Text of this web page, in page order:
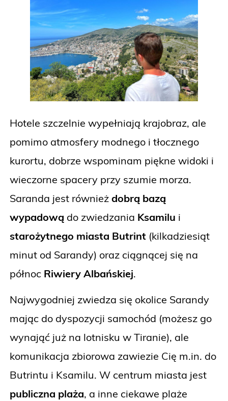
Hotele szczelnie wypełniają krajobraz, ale
pomimo atmosfery modnego i tłocznego
kurortu, dobrze wspominam piękne widoki i
wieczorne spacery przy szumie morza.
Saranda jest również dobrą bazą
wypadową do zwiedzania Ksamilu i
starożytnego miasta Butrint (kilkadziesiąt
minut od Sarandy) oraz ciągnącej się na
północ Riwiery Albańskiej.
Najwygodniej zwiedza się okolice Sarandy
mając do dyspozycji samochód (możesz go
wynająć już na lotnisku w Tiranie), ale
komunikacja zbiorowa zawiezie Cię m.in. do
Butrintu i Ksamilu. W centrum miasta jest
publiczna plaża, a inne ciekawe plaże